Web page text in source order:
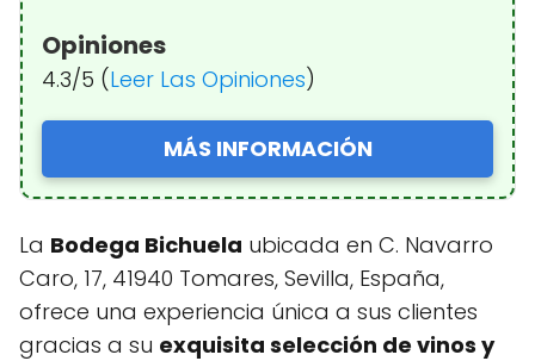
Opiniones
4.3/5 (Leer Las Opiniones)
MÁS INFORMACIÓN
La Bodega Bichuela ubicada en C. Navarro
Caro, 17, 41940 Tomares, Sevilla, España,
ofrece una experiencia única a sus clientes
gracias a su exquisita selección de vinos y